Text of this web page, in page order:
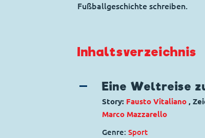
Fußballgeschichte schreiben.
Inhaltsverzeichnis
Eine Weltreise
Story: Fausto Vitaliano,
Marco Mazzarello
Genre: Sport